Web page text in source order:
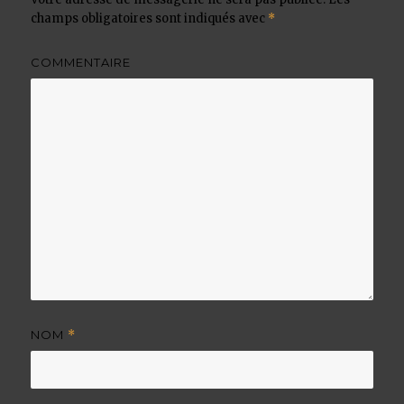
champs obligatoires sont indiqués avec *
COMMENTAIRE
NOM *